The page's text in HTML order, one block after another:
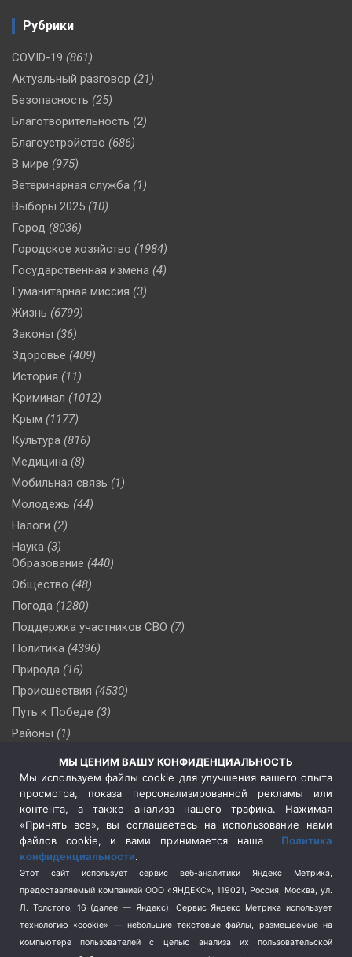
Рубрики
COVID-19 (861)
Актуальный разговор (21)
Безопасность (25)
Благотворительность (2)
Благоустройство (686)
В мире (975)
Ветеринарная служба (1)
Выборы 2025 (10)
Город (8036)
Городское хозяйство (1984)
Государственная измена (4)
Гуманитарная миссия (3)
Жизнь (6799)
Законы (36)
Здоровье (409)
История (11)
Криминал (1012)
Крым (1177)
Культура (816)
Медицина (8)
Мобильная связь (1)
Молодежь (44)
Налоги (2)
Наука (3)
Образование (440)
Общество (48)
Погода (1280)
Поддержка участников СВО (7)
Политика (4396)
Природа (16)
Происшествия (4530)
Путь к Победе (3)
Районы (1)
(510)
Сельское хозяйство (3)
Социальная политика
(3)
Спецоперация в Украине
Спецоперация на Украине
(404)
Спорт (740)
Терроризм (1)
Транспорт (262)
Туризм (178)
МЫ ЦЕНИМ ВАШУ КОНФИДЕНЦИАЛЬНОСТЬ
Мы используем файлы cookie для улучшения вашего опыта
просмотра, показа персонализированной рекламы или
контента, а также анализа нашего трафика. Нажимая
«Принять все», вы соглашаетесь на использование нами
файлов cookie, и вами принимается наша Политика
конфиденциальности.
Этот сайт использует сервис веб-аналитики Яндекс Метрика,
предоставляемый компанией ООО «ЯНДЕКС», 119021, Россия, Москва, ул.
Л. Толстого, 16 (далее — Яндекс). Сервис Яндекс Метрика использует
технологию «cookie» — небольшие текстовые файлы, размещаемые на
компьютере пользователей с целью анализа их пользовательской